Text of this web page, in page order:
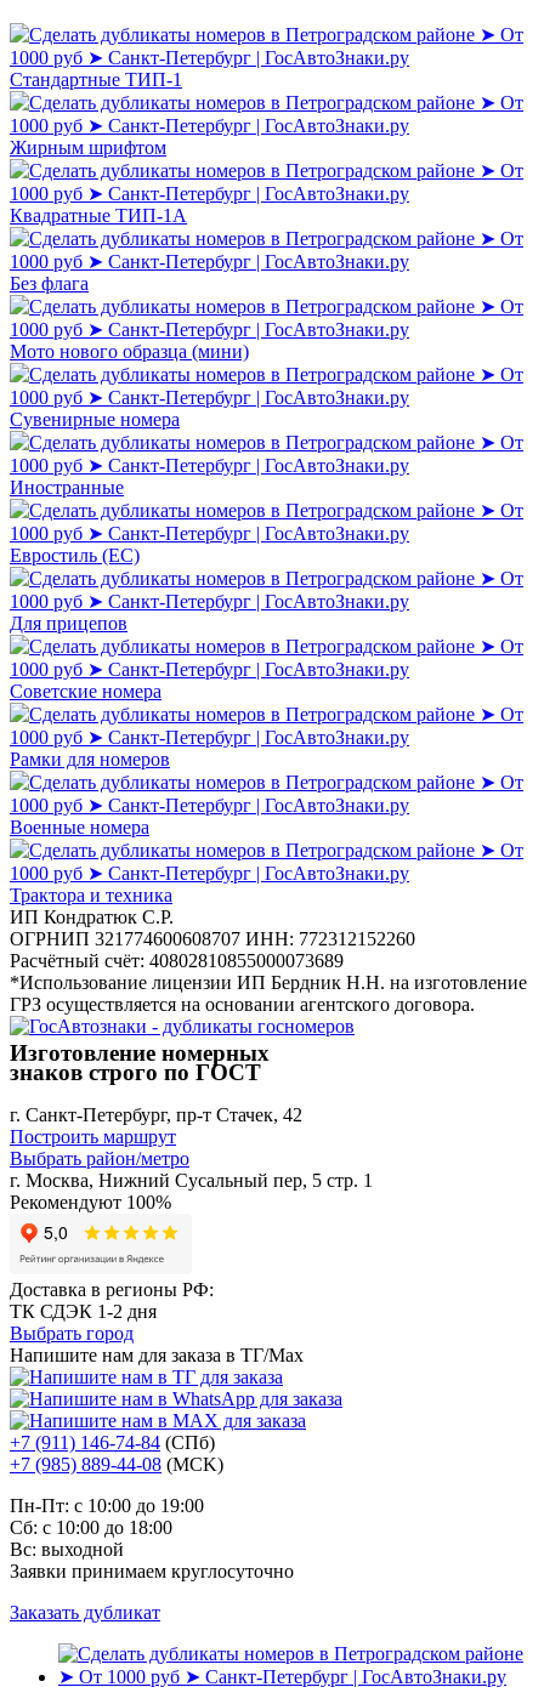
Стандартные ТИП-1
Жирным шрифтом
Квадратные ТИП-1А
Без флага
Мото нового образца (мини)
Сувенирные номера
Иностранные
Евростиль (ЕС)
Для прицепов
Советские номера
Рамки для номеров
Военные номера
Трактора и техника
ИП Кондратюк С.Р.
ОГРНИП 321774600608707 ИНН: 772312152260
Расчётный счёт: 40802810855000073689
*Использование лицензии ИП Бердник Н.Н. на изготовление
ГРЗ осуществляется на основании агентского договора.
Изготовление номерных
знаков строго по ГОСТ
г. Санкт-Петербург, пр-т Стачек, 42
Построить маршрут
Выбрать район/метро
г. Москва, Нижний Сусальный пер, 5 стр. 1
Рекомендуют 100%
Доставка в регионы РФ:
ТК СДЭК 1-2 дня
Выбрать город
Напишите нам для заказа в ТГ/Max
+7 (911) 146-74-84 (СПб)
+7 (985) 889-44-08 (MCK)
Пн-Пт: с 10:00 до 19:00
Сб: с 10:00 до 18:00
Вс: выходной
Заявки принимаем круглосуточно
Заказать дубликат